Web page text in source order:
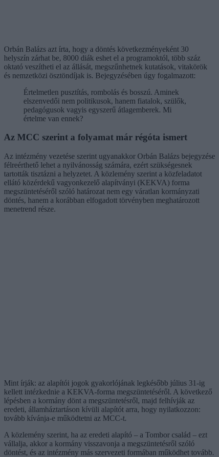
Orbán Balázs azt írta, hogy a döntés következményeként 30
helyszín zárhat be, 8000 diák eshet el a programoktól, több száz
oktató veszítheti el az állását, megszűnhetnek kutatások, vitakörök
és nemzetközi ösztöndíjak is. Bejegyzésében úgy fogalmazott:
Értelmetlen pusztítás, rombolás és bosszú. Aminek
elszenvedői nem politikusok, hanem fiatalok, szülők,
pedagógusok vagyis egyszerű átlagemberek. Mi
értelme van ennek?
Az MCC szerint a folyamat már régóta ismert
Az intézmény vezetése szerint ugyanakkor Orbán Balázs bejegyzése
félreérthető lehet a nyilvánosság számára, ezért szükségesnek
tartották tisztázni a helyzetet. A közlemény szerint a közfeladatot
ellátó közérdekű vagyonkezelő alapítványi (KEKVA) forma
megszüntetéséről szóló határozat nem egy váratlan kormányzati
döntés, hanem a korábban elfogadott törvényben meghatározott
menetrend része.
Mint írják: az alapítói jogok gyakorlójának legkésőbb július 31-ig
kellett intézkednie a KEKVA-forma megszüntetéséről. A következő
lépésben a kormány dönt a megszüntetésről, majd felhívják az
eredeti, államháztartáson kívüli alapítót arra, hogy nyilatkozzon:
tovább kívánja-e működtetni az MCC-t.
A közlemény szerint, ha az eredeti alapító – a Tombor család – ezt
vállalja, akkor a kormány visszavonja a megszüntetésről szóló
döntést, és az intézmény más szervezeti formában működhet tovább.